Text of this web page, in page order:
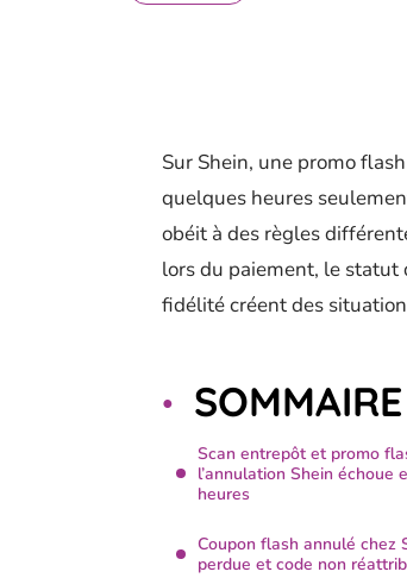
Sur Shein, une promo
quelques heures
obéit à des règles
lors du paiement, le statut
fidélité créent des
SOMMAIRE
Scan entrepôt et promo
l’annulation Shein échoue
heures
Coupon flash annulé chez
perdue et code non